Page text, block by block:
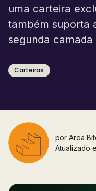
uma carteira
também suporta
segunda camada
Carteiras
por Area
Atualizado